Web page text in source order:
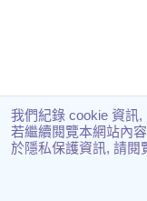
我們紀錄 cookie 資訊
若繼續閱覽本網站內
於隱私保護資訊, 請閱